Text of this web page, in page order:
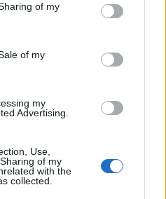
uses one or more Google
store information including but
behaviour. You may click to
and its third-party tags to
of my
of my
my
Advertising.
Use,
of my
with the
collected.
e primo ferro